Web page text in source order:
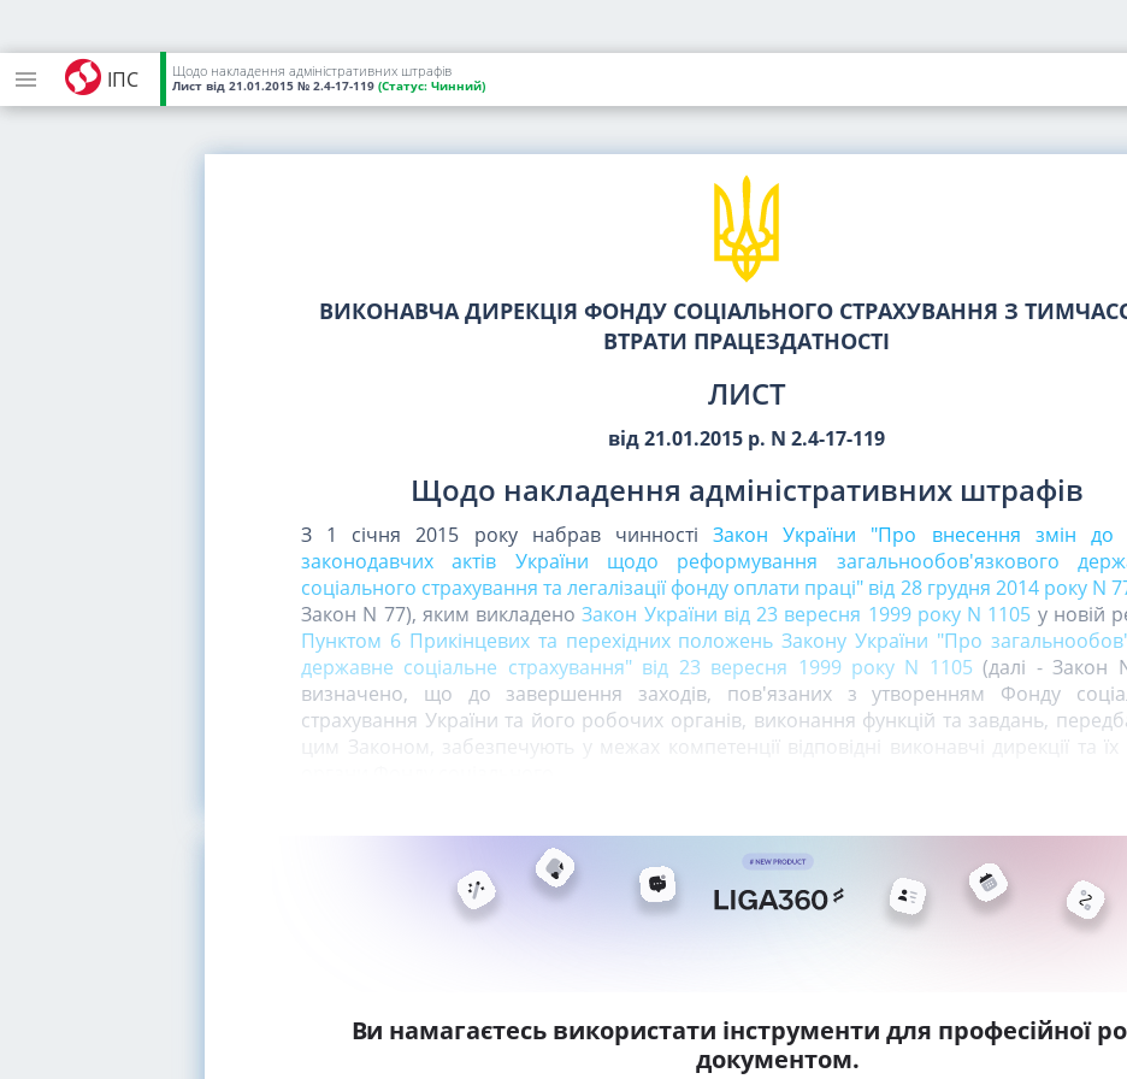
ІПС Щодо накладення адміністративних штрафів
Лист від 21.01.2015 № 2.4-17-119 (Статус: Чинний)
ВИКОНАВЧА ДИРЕКЦІЯ ФОНДУ СОЦІАЛЬНОГО СТРАХУВАННЯ З
ВТРАТИ ПРАЦЕЗДАТНОСТІ
ЛИСТ
від 21.01.2015 р. N 2.4-17-119
Щодо накладення адміністративних штрафів
З 1 січня 2015 року набрав чинностіЗакон України "Про внесення змін до
законодавчих актів України щодо реформування загальнообов'язкового
соціального страхування та легалізації фонду оплати праці" від 28 грудня 2014 року N
Закон N 77), яким викладеноЗакон України від 23 вересня 1999 року N 1105 у новій
Пунктом 6 Прикінцевих та перехідних положень Закону України "Про
державне соціальне страхування" від 23 вересня 1999 року N 1105 (далі - Закон
визначено, що до завершення заходів, пов'язаних з утворенням Фонду
страхування України та його робочих органів, виконання функцій та завдань,
цим Законом, забезпечують у межах компетенції відповідні виконавчі дирекції та їх
Ви намагаєтесь використати інструменти для професійної
документом.